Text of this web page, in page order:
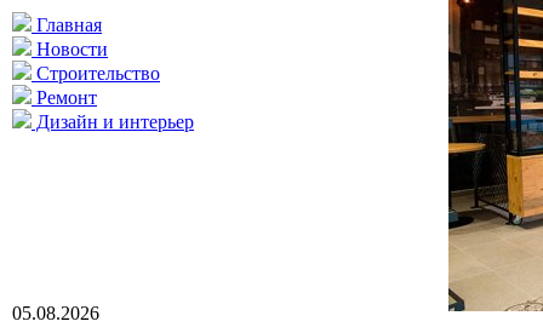
Главная
Новости
Строительство
Ремонт
Дизайн и интерьер
05.08.2026